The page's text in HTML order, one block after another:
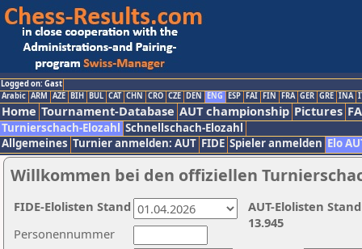
Logged on: Gast
Arabic ARM AZE BIH BUL CAT CHN CRO CZE DEN ENG ESP FAI FIN FRA GER GRE INA
Home Tournament-Database AUT championship Pictures
Turnierschach-Elozahl Schnellschach-Elozahl
Allgemeines Turnier anmelden: AUT FIDE Spieler anmelden Elo
Willkommen bei den offiziellen
Personennummer
AUT-Elolisten
13.945
FIDE-Elolisten Stand